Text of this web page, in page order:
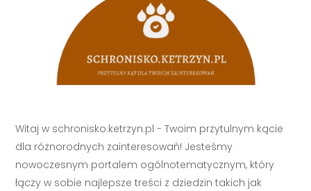
Witaj w schronisko.ketrzyn.pl - Twoim przytulnym kącie
dla różnorodnych zainteresowań! Jesteśmy
nowoczesnym portalem ogólnotematycznym, który
łączy w sobie najlepsze treści z dziedzin takich jak